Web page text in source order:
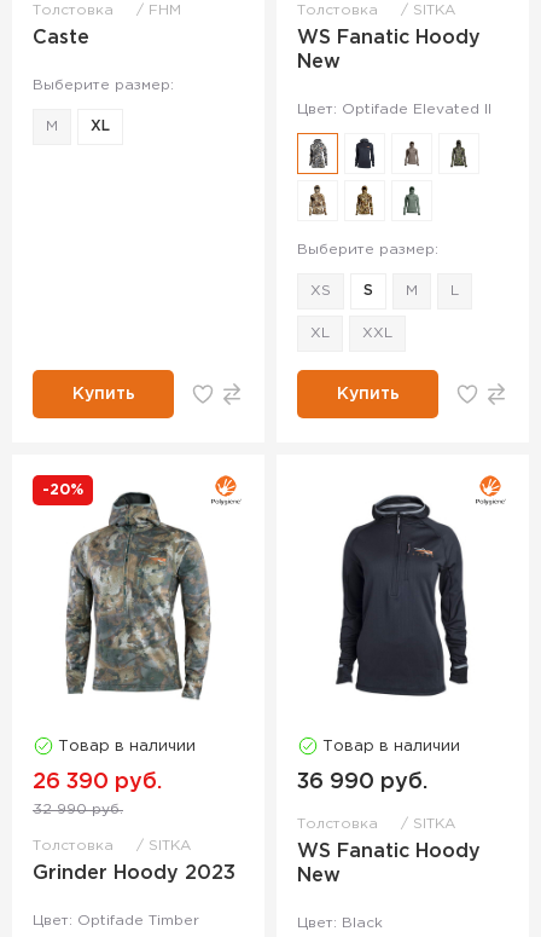
Толстовка FHM
Caste
Выберите размер:
M XL
Купить
Толстовка SITKA
WS Fanatic Hoody
New
Цвет: Optifade Elevated II
Выберите размер:
XS S M
XL XXL
Купить
-20%
Товар в наличии
26 390 руб.
32 990 руб.
Толстовка SITKA
Grinder Hoody 2023
Цвет: Optifade Timber
Товар в наличии
36 990 руб.
Толстовка SITKA
WS Fanatic Hoody
New
Цвет: Black